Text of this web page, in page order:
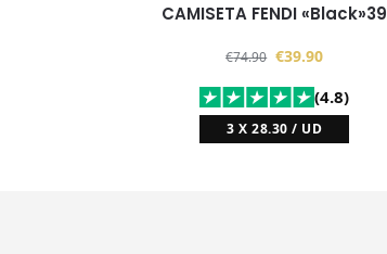
CAMISETA FENDI «Black»39
€74.90 €39.90
(4.8)
3 X 28.30 / UD